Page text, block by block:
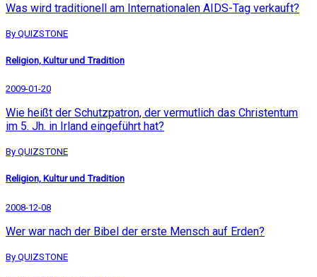
Was wird traditionell am Internationalen AIDS-Tag verkauft?
By QUIZSTONE
Religion, Kultur und Tradition
2009-01-20
Wie heißt der Schutzpatron, der vermutlich das Christentum
im 5. Jh. in Irland eingeführt hat?
By QUIZSTONE
Religion, Kultur und Tradition
2008-12-08
Wer war nach der Bibel der erste Mensch auf Erden?
By QUIZSTONE